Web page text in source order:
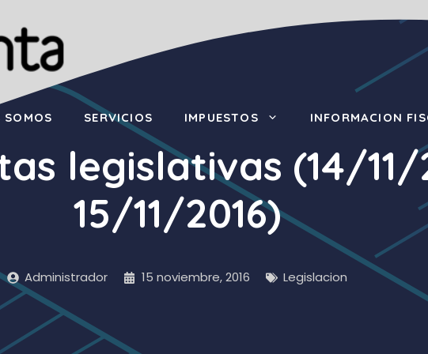
SOMOS SERVICIOS IMPUESTOS INFORMACION
legislativas (14/11/
15/11/2016)
Administrador 15 noviembre, 2016 Legislacion